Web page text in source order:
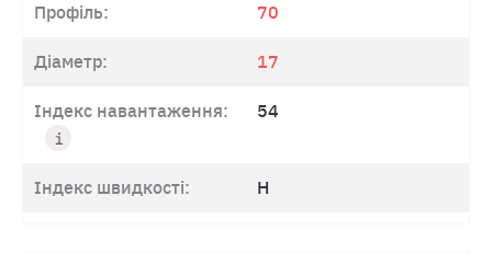
Профіль: 70
Діаметр: 17
Індекс навантаження: 54
Індекс швидкості: H